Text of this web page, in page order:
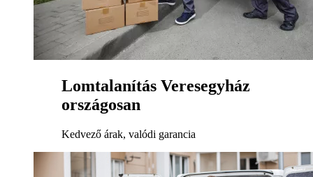
Lomtalanítás Veresegyház
országosan
Kedvező árak, valódi garancia